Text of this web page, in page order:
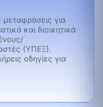
για
και διοικητικά
(ΥΠΕΞ).
οδηγίες για